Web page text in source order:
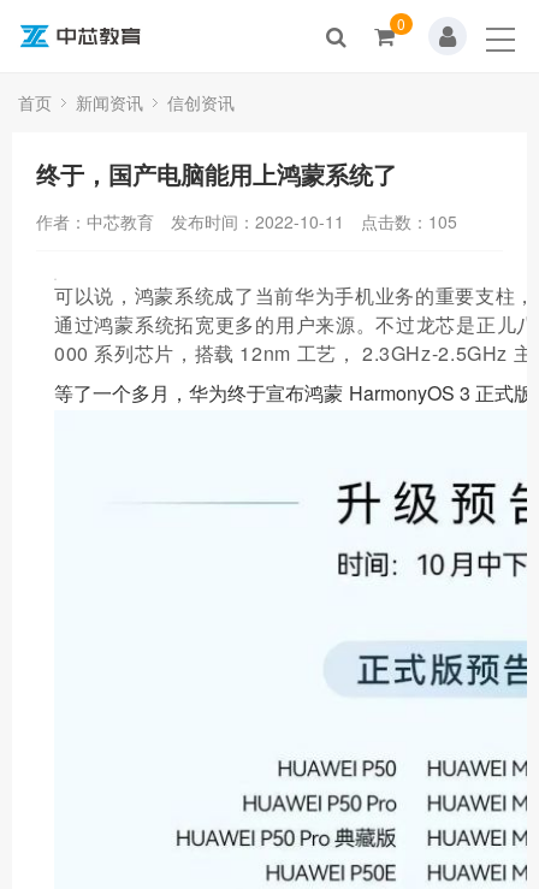
产品中心
技术方案
资源中心
人才招聘
0
首页 新闻资讯 信创资讯
终于，国产电脑能用上鸿蒙系统了
作者：中芯教育 发布时间：2022-10-11 点击数： 105
可以说，鸿蒙系统成了当前华为手机业务的重要支柱
通过鸿蒙系统拓宽更多的用户来源。不过龙芯是正儿
000 系列芯片，搭载 12nm 工艺， 2.3GHz-2.5GHz
等了一个多月，华为终于宣布鸿蒙 HarmonyOS 3 正式